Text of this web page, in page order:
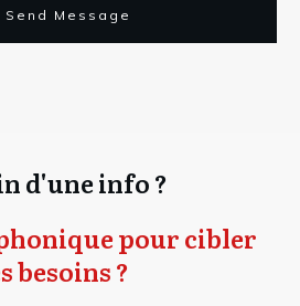
Send Message
d'une info ?
pour cibler
besoins ?